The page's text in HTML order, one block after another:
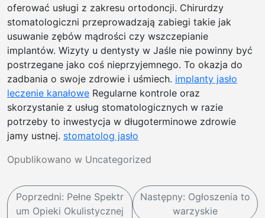
oferować usługi z zakresu ortodoncji. Chirurdzy
stomatologiczni przeprowadzają zabiegi takie jak
usuwanie zębów mądrości czy wszczepianie
implantów. Wizyty u dentysty w Jaśle nie powinny być
postrzegane jako coś nieprzyjemnego. To okazja do
zadbania o swoje zdrowie i uśmiech. implanty jasło
leczenie kanałowe Regularne kontrole oraz
skorzystanie z usług stomatologicznych w razie
potrzeby to inwestycja w długoterminowe zdrowie
jamy ustnej. stomatolog jasło
Opublikowano w Uncategorized
NPoprzedni: Pełne Spektr
um Opieki Okulistycznej
Następny: Ogłoszenia to
warzyskie